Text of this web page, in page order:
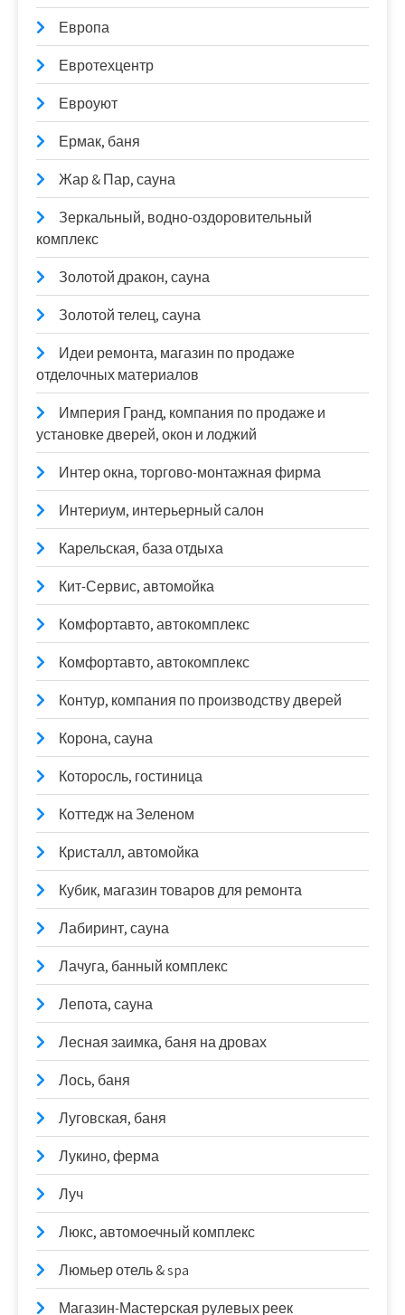
Европа
Евротехцентр
Евроуют
Ермак, баня
Жар & Пар, сауна
Зеркальный, водно-оздоровительный
комплекс
Золотой дракон, сауна
Золотой телец, сауна
Идеи ремонта, магазин по продаже
отделочных материалов
Империя Гранд, компания по продаже и
установке дверей, окон и лоджий
Интер окна, торгово-монтажная фирма
Интериум, интерьерный салон
Карельская, база отдыха
Кит-Сервис, автомойка
Комфортавто, автокомплекс
Комфортавто, автокомплекс
Контур, компания по производству дверей
Корона, сауна
Которосль, гостиница
Коттедж на Зеленом
Кристалл, автомойка
Кубик, магазин товаров для ремонта
Лабиринт, сауна
Лачуга, банный комплекс
Лепота, сауна
Лесная заимка, баня на дровах
Лось, баня
Луговская, баня
Лукино, ферма
Луч
Люкс, автомоечный комплекс
Люмьер отель & spa
Магазин-Мастерская рулевых реек